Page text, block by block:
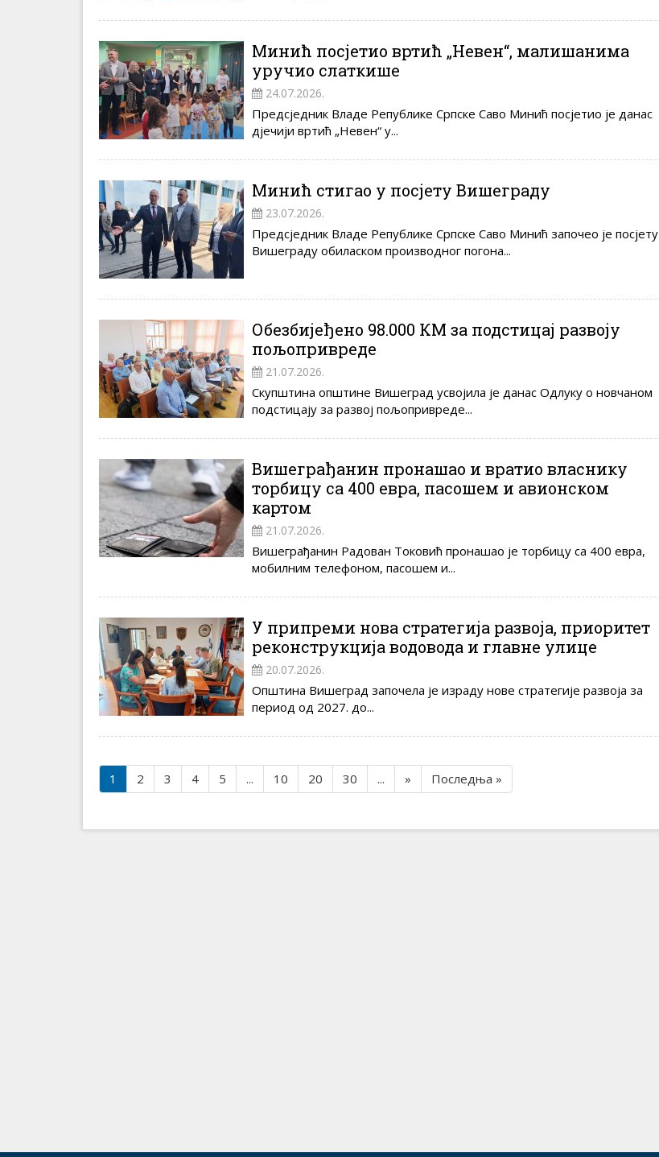
Минић посјетио вртић „Невен“, малишанима
уручио слаткише
24.07.2026.
Предсједник Владе Републике Српске Саво Минић посјетио је данас
д‌јечији вртић „Невен“ у...
Минић стигао у посјету Вишеграду
23.07.2026.
Предсједник Владе Републике Српске Саво Минић започео је посјету
Вишеграду обиласком производног погона...
Обезбијеђено 98.000 КМ за подстицај развоју
пољопривреде
21.07.2026.
Скупштина општине Вишеград усвојила је данас Одлуку о новчаном
подстицају за развој пољопривреде...
Вишеграђанин пронашао и вратио власнику
торбицу са 400 евра, пасошем и авионском
картом
21.07.2026.
Вишеграђанин Радован Токовић пронашао је торбицу са 400 евра,
мобилним телефоном, пасошем и...
У припреми нова стратегија развоја, приоритет
реконструкција водовода и главне улице
20.07.2026.
Општина Вишеград започела је израду нове стратегије развоја за
период од 2027. до...
1 2 3 4 5 ... 10 20 30 ... » Последња »